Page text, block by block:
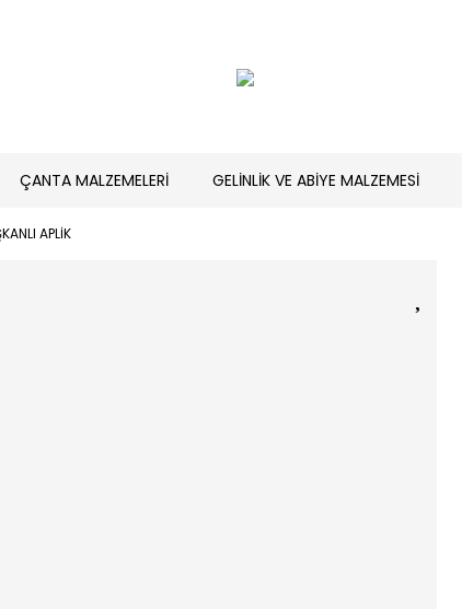
ÇANTA MALZEMELERİ GELİNLİK VE ABİYE MALZEMESİ
APLİK